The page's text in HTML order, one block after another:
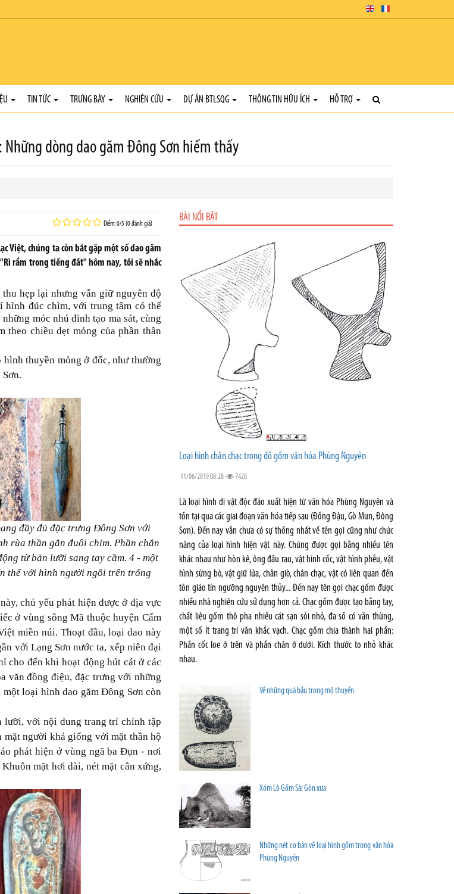
TIN TỨC TRƯNG BÀY NGHIÊN CỨU DỰ ÁN BTLSQG THÔNG TIN HỮU ÍCH HỖ TRỢ
dòng dao găm Đông Sơn hiếm thấy
Điểm: 0/5 (0 đánh giá)
Việt, chúng ta còn bắt gặp một số dao găm
rầm trong tiếng đất" hôm nay, tôi sẽ nhắc
hẹp lại nhưng vẫn giữ nguyên độ
hình đúc chìm, với trung tâm có thể
móc nhú đinh tạo ma sát, cùng
theo chiều dẹt mỏng của phần thân
thuyền mỏng ở đốc, như thường
đầy đủ đặc trưng Đông Sơn với
rùa thần gắn đuôi chim. Phần chắn
từ bản lưỡi sang tay cầm. 4 - một
thể với hình người ngồi trên trống
chủ yếu phát hiện được ở địa vực
ở vùng sông Mã thuộc huyện Cẩm
miền núi. Thoạt đầu, loại dao này
với Lạng Sơn nước ta, xếp niên đại
cho đến khi hoạt động hút cát ở các
văn đồng điệu, đặc trưng với những
loại hình dao găm Đông Sơn còn
lưỡi, với nội dung trang trí chính tập
người khá giống với mặt thần hộ
phát hiện ở vùng ngã ba Đụn - nơi
mặt hơi dài, nét mặt cân xứng,
BÀI NỔI BẬT
Loại hình chân chạc trong đồ gốm văn hóa Phùng Nguyên
11/06/2019 08:28 7428
Là loại hình di vật độc đáo xuất hiện từ văn hóa Phùng Nguyên và
tồn tại qua các giai đoạn văn hóa tiếp sau (Đồng Đậu, Gò Mun, Đông
Sơn). Đến nay vẫn chưa có sự thống nhất về tên gọi cũng như chức
năng của loại hình hiện vật này. Chúng được gọi bằng nhiều tên
khác nhau như hòn kê, ông đầu rau, vật hình cốc, vật hình phễu, vật
hình sừng bò, vật giữ lửa, chân giò, chân chạc, vật có liên quan đến
tôn giáo tín ngưỡng nguyên thủy... Đến nay tên gọi chạc gốm được
nhiều nhà nghiên cứu sử dụng hơn cả. Chạc gốm được tạo bằng tay,
chất liệu gốm thô pha nhiều cát sạn sỏi nhỏ, đa số có văn thừng,
một số ít trang trí văn khắc vạch. Chạc gốm chia thành hai phần:
Phần cốc loe ở trên và phần chân ở dưới. Kích thước to nhỏ khác
nhau.
Về những quả bầu trong mộ thuyền
Xóm Lò Gốm Sài Gòn xưa
Những nét cơ bản về loại hình gốm trong văn hóa
Phùng Nguyên